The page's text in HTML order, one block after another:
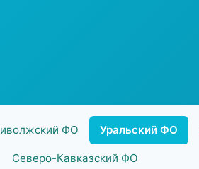
ФО Уральский ФО
Северо-Кавказский ФО